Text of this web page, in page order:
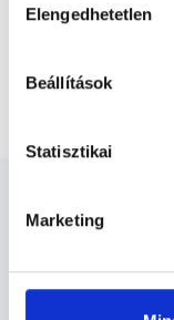
szabályzat:
kiválasztása
Elengedhetetlen
Beállítások
Statisztikai
Marketing
Szexuális úton
Urológus